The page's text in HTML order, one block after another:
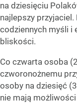
na dziesięciu
najlepszy
codziennych myśli i
bliskości.
Co czwarta osoba
czworonożnemu
osoby na dziesięć
nie mają